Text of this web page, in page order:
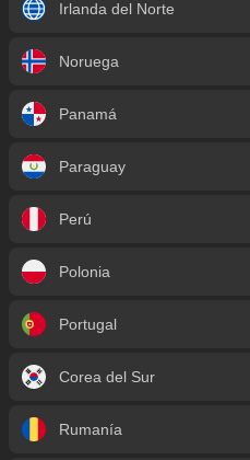
Irlanda del Norte
Noruega
Panamá
Paraguay
Perú
Polonia
Portugal
Corea del Sur
Rumanía